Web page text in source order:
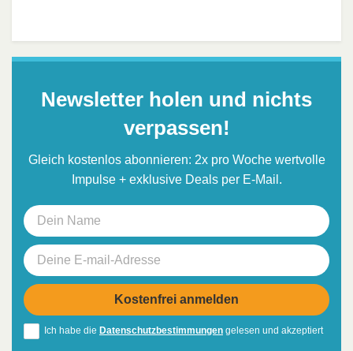
Newsletter holen und nichts
verpassen!
Gleich kostenlos abonnieren: 2x pro Woche wertvolle
Impulse + exklusive Deals per E-Mail.
Ich habe die Datenschutzbestimmungen gelesen und akzeptiert